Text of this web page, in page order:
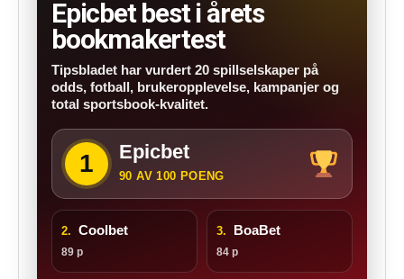
Epicbet best i årets
bookmakertest
Tipsbladet har vurdert 20 spillselskaper på
odds, fotball, brukeropplevelse, kampanjer og
total sportsbook-kvalitet.
1 Epicbet
90 AV 100 POENG
2. Coolbet
89 p
3. BoaBet
84 p